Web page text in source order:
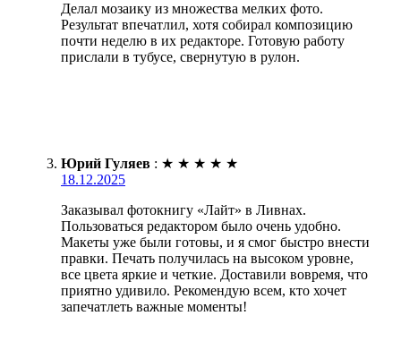
Делал мозаику из множества мелких фото.
Результат впечатлил, хотя собирал композицию
почти неделю в их редакторе. Готовую работу
прислали в тубусе, свернутую в рулон.
Юрий Гуляев : ★ ★ ★ ★ ★
18.12.2025
Заказывал фотокнигу «Лайт» в Ливнах.
Пользоваться редактором было очень удобно.
Макеты уже были готовы, и я смог быстро внести
правки. Печать получилась на высоком уровне,
все цвета яркие и четкие. Доставили вовремя, что
приятно удивило. Рекомендую всем, кто хочет
запечатлеть важные моменты!